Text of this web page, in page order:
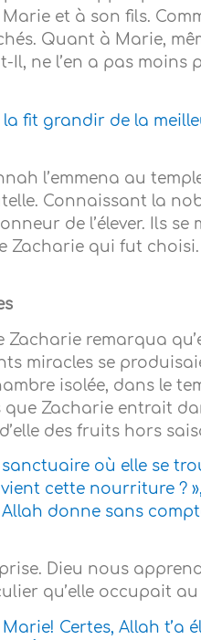
et à son fils.
Quant à Marie,
Il, ne l’en a pas moins
fit grandir de la
l’emmena au
Connaissant la
de l’élever. Ils
qui fut choisi.
remarqua
miracles se
isolée, dans le
Zacharie entrait
des fruits hors
où elle se
vient cette nourriture ?
Allah donne sans
Dieu nous
qu’elle occupait au
Certes, Allah t’a